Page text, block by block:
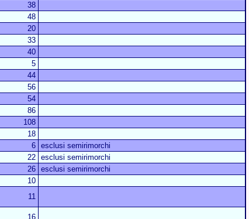
38
48
20
33
40
5
44
56
54
86
108
18
6 esclusi semirimorchi
22 esclusi semirimorchi
26 esclusi semirimorchi
10
11
16